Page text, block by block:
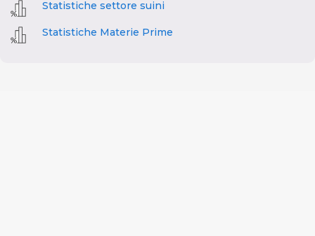
Statistiche settore suini
Statistiche Materie Prime